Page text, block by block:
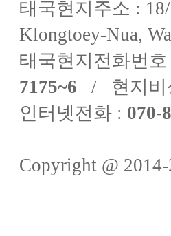
태국현지주소 :
Klongtoey-Nua,
태국현지전화번
7175~6 / 현지비
인터넷전화 : 070-
Copyright @